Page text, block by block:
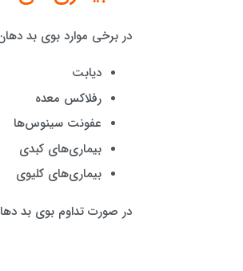
در برخی موارد بوی بد
دیابت
رفلاکس معده
عفونت سینوس‌ها
بیماری‌های کبدی
بیماری‌های کلیوی
در صورت تداوم بوی بد